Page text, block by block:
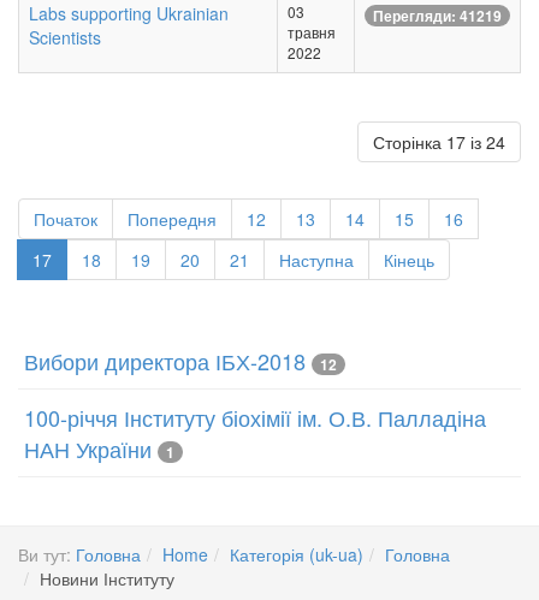
Labs supporting Ukrainian
Scientists
03
травня
2022
Перегляди: 41219
Сторінка 17 із 24
Початок Попередня 12 13 14 15
16
17
18 19 20 21 Наступна Кінець
Вибори директора ІБХ-2018 12
100-річчя Інституту біохімії ім. О.В. Палладіна
НАН України
1
Ви тут: Головна Home Категорія (uk-ua)
Головна
Новини Інституту